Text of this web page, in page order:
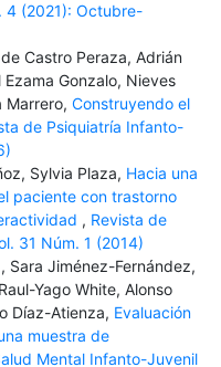
4 (2021): Octubre-
Castro Peraza, Adrián
Gonzalo, Nieves
Marrero, Construyendo el
de Psiquiatría Infanto-
Sylvia Plaza, Hacia una
paciente con trastorno
, Revista de
31 Núm. 1 (2014)
Sara Jiménez-Fernández,
Yago White, Alonso
Díaz-Atienza, Evaluación
muestra de
Mental Infanto-Juvenil